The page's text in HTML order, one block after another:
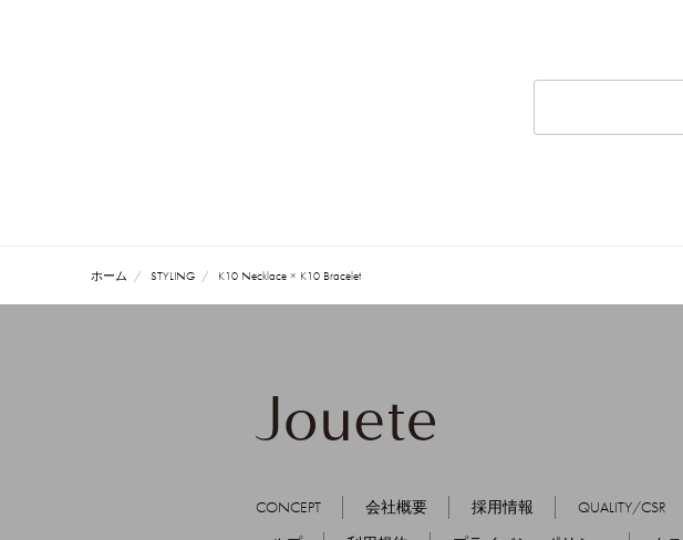
ホーム STYLING K10 Necklace × K10 Bracelet
CONCEPT 会社概要 採用情報
QUALITY/CSR